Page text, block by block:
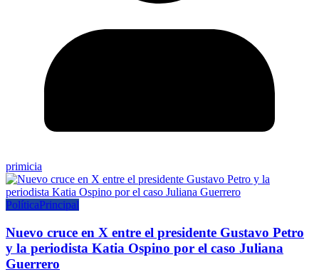
primicia
PolíticaPrincipal
Nuevo cruce en X entre el presidente Gustavo Petro
y la periodista Katia Ospino por el caso Juliana
Guerrero